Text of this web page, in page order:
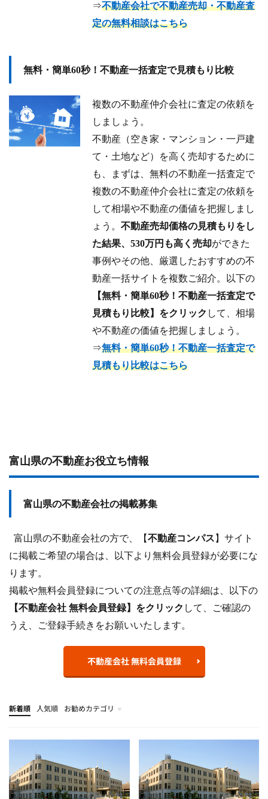
⇒不動産会社で不動産売却・不動産査
定の無料相談はこちら
無料・簡単60秒！不動産一括査定で見積もり比較
複数の不動産仲介会社に査定の依頼を
しましょう。
不動産（空き家・マンション・一戸建
て・土地など）を高く売却するために
も、まずは、無料の不動産一括査定で
複数の不動産仲介会社に査定の依頼を
して相場や不動産の価値を把握しまし
ょう。不動産売却価格の見積もりをし
た結果、530万円も高く売却ができた
事例やその他、厳選したおすすめの不
動産一括サイトを複数ご紹介。以下の
【無料・簡単60秒！不動産一括査定で
見積もり比較】をクリック して、相場
や不動産の価値を把握しましょう。
⇒無料・簡単60秒！不動産一括査定で
見積もり比較はこちら
富山県の不動産お役立ち情報
富山県の不動産会社の掲載募集
富山県の不動産会社の方で、【不動産コンパス 】サイト
に掲載ご希望の場合は、以下より無料会員登録が必要にな
ります。
掲載や無料会員登録についての注意点等の詳細は、以下の
【不動産会社 無料会員登録】をクリック して、ご確認の
うえ、ご登録手続きをお願いいたします。
不動産会社 無料会員登録
新着順 人気順
お勧めカテゴリ
不動産売却
地域の不動産会社で不動産売却・不動産査定の無料相談
相続不動産
離婚・財産分与
任意売却
不動産投資
不動産住宅情報
不動産関連情報